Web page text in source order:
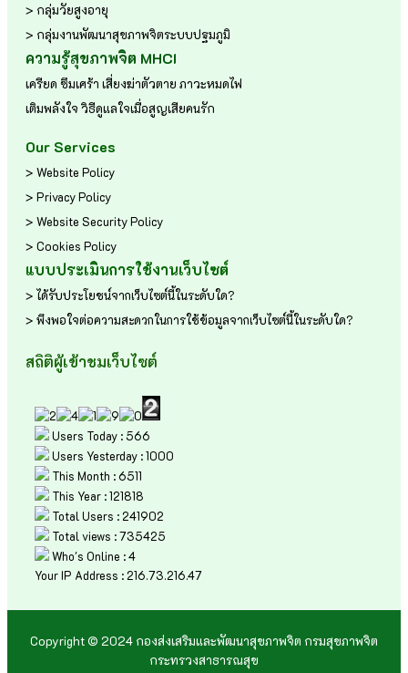
> กลุ่มวัยสูงอายุ
> กลุ่มงานพัฒนาสุขภาพจิตระบบปฐมภูมิ
ความรู้สุขภาพจิต MHCI
เครียด ซึมเศร้า เสี่ยงฆ่าตัวตาย ภาวะหมดไฟ
เติมพลังใจ วิธีดูแลใจเมื่อสูญเสียคนรัก
Our Services
> Website Policy
> Privacy Policy
> Website Security Policy
> Cookies Policy
แบบประเมินการใช้งานเว็บไซต์
> ได้รับประโยชน์จากเว็บไซต์นี้ในระดับใด?
> พึงพอใจต่อความสะดวกในการใช้ข้อมูลจากเว็บไซต์นี้ในระดับใด?
สถิติผู้เข้าชมเว็บไซต์
Users Today : 566
Users Yesterday : 1000
This Month : 6511
This Year : 121818
Total Users : 241902
Total views : 735425
Who's Online : 4
Your IP Address : 216.73.216.47
Copyright © 2024 กองส่งเสริมและพัฒนาสุขภาพจิต กรมสุขภาพจิต
กระทรวงสาธารณสุข